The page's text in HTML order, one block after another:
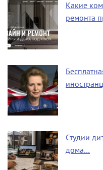
Какие
ремонта
Студии
дома…